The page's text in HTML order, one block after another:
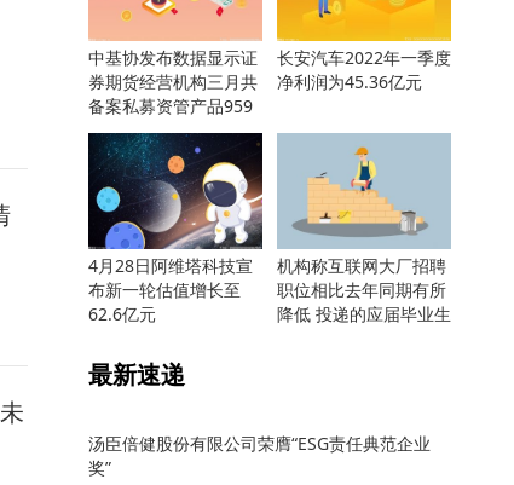
中基协发布数据显示证
券期货经营机构三月共
备案私募资管产品959
只
长安汽车2022年一季度
净利润为45.36亿元
4月28日阿维塔科技宣
布新一轮估值增长至
62.6亿元
机构称互联网大厂招聘
职位相比去年同期有所
降低 投递的应届毕业生
最新速递
汤臣倍健股份有限公司荣膺“ESG责任典范企业
奖”